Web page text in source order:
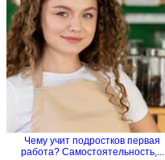
Чему учит подростков первая
работа? Самостоятельность,...